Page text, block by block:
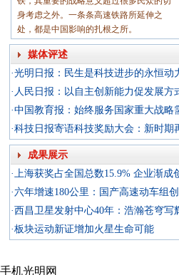
身考虑之外。一条条高速铁路所延伸之
处，都是中国影响的扎根之所。
媒体评述
·光明日报：民生是科技进步的永恒动
· 人民日报：以自主创新能力促发展方
·中国教育报：始终服务国家重大战略
·科技日报寄语科技奖励大会：新时期
成果展示
·上海获奖占全国总数15.9% 企业渐成
·六年增速180公里：国产高速动车组
·西昌卫星发射中心40年：浩瀚苍穹写
·板块运动新证增加火星生命可能
手机光明网